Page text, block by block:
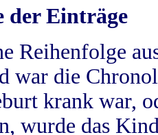
der Einträge
Reihenfolge
war die
krank war,
wurde das